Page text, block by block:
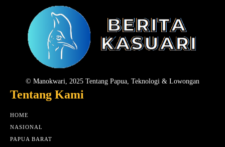
© Manokwari, 2025 Tentang Papua, Teknologi & Lowongan
Tentang Kami
HOME
NASIONAL
PAPUA BARAT